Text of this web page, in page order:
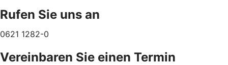
Rufen Sie uns an
0621 1282-0
Vereinbaren Sie einen Termin